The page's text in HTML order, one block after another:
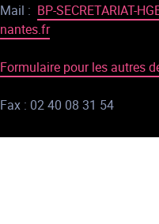
Mail : BP-SECRETARIAT-
nantes.fr
Formulaire pour les autres
Fax : 02 40 08 31 54